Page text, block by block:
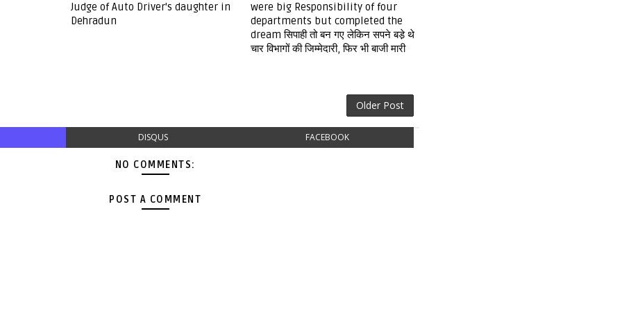
Judge of Auto Driver's daughter in
Dehradun
were big Responsibility of four
departments but completed the
dream सिपाही तो बन गए लेकिन सपने बडे़ थे
चार विभागों की जिम्मेदारी, फिर भी बाजी मारी
Older Post
DISQUS FACEBOOK
NO COMMENTS:
POST A COMMENT